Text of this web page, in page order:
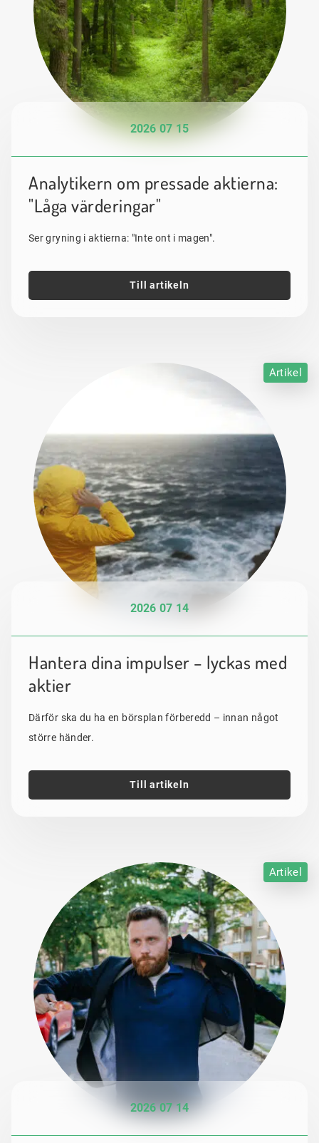
2026 07 15
Analytikern om pressade aktierna:
"Låga värderingar"
Ser gryning i aktierna: "Inte ont i magen".
Till artikeln
Artikel
2026 07 14
Hantera dina impulser – lyckas med
aktier
Därför ska du ha en börsplan förberedd – innan något
större händer.
Till artikeln
Artikel
2026 07 14